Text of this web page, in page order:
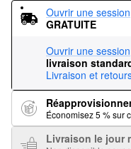
Ouvrir une session
GRATUITE
Ouvrir une session
livraison
Livraison et
Économisez 5 % sur
Livraison le jour